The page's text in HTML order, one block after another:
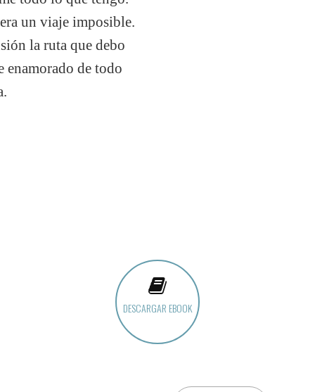
un viaje imposible.
la ruta que debo
enamorado de todo
DESCARGAR EBOOK